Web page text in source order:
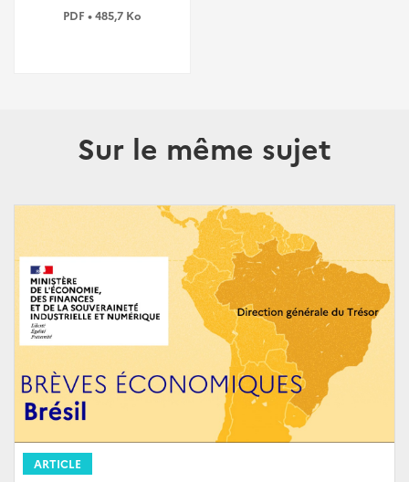
PDF • 485,7 Ko
Sur le même sujet
ARTICLE